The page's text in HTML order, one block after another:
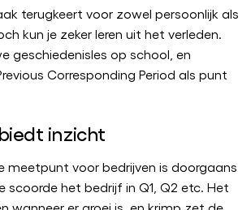
terugkeert voor zowel persoonlijk als
kun je zeker leren uit het verleden.
geschiedenisles op school, en
Corresponding Period als punt
inzicht
meetpunt voor bedrijven is doorgaans
scoorde het bedrijf in Q1, Q2 etc. Het